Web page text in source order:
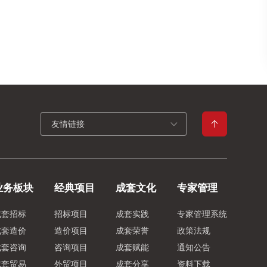
友情链接
务板块
招标
造价
咨询
贸易
经典项目
招标项目
造价项目
咨询项目
外贸项目
成套文化
成套实践
成套荣誉
成套赋能
成套分享
专家管理
专家管理系统
政策法规
通知公告
资料下载